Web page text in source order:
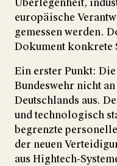
Überlegenheit,
europäische
gemessen werden.
Dokument konkrete
Ein erster Punkt:
Bundeswehr nicht
Deutschlands aus.
und technologisch
begrenzte
der neuen
aus Hightech-